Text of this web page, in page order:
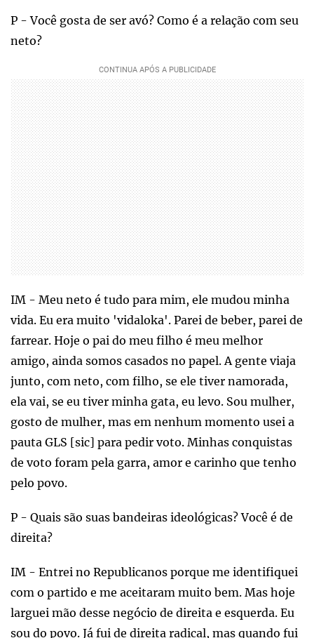
P - Você gosta de ser avó? Como é a relação com seu
neto?
IM - Meu neto é tudo para mim, ele mudou minha
vida. Eu era muito 'vidaloka'. Parei de beber, parei de
farrear. Hoje o pai do meu filho é meu melhor
amigo, ainda somos casados no papel. A gente viaja
junto, com neto, com filho, se ele tiver namorada,
ela vai, se eu tiver minha gata, eu levo. Sou mulher,
gosto de mulher, mas em nenhum momento usei a
pauta GLS [sic] para pedir voto. Minhas conquistas
de voto foram pela garra, amor e carinho que tenho
pelo povo.
P - Quais são suas bandeiras ideológicas? Você é de
direita?
IM - Entrei no Republicanos porque me identifiquei
com o partido e me aceitaram muito bem. Mas hoje
larguei mão desse negócio de direita e esquerda. Eu
sou do povo. Já fui de direita radical, mas quando fui